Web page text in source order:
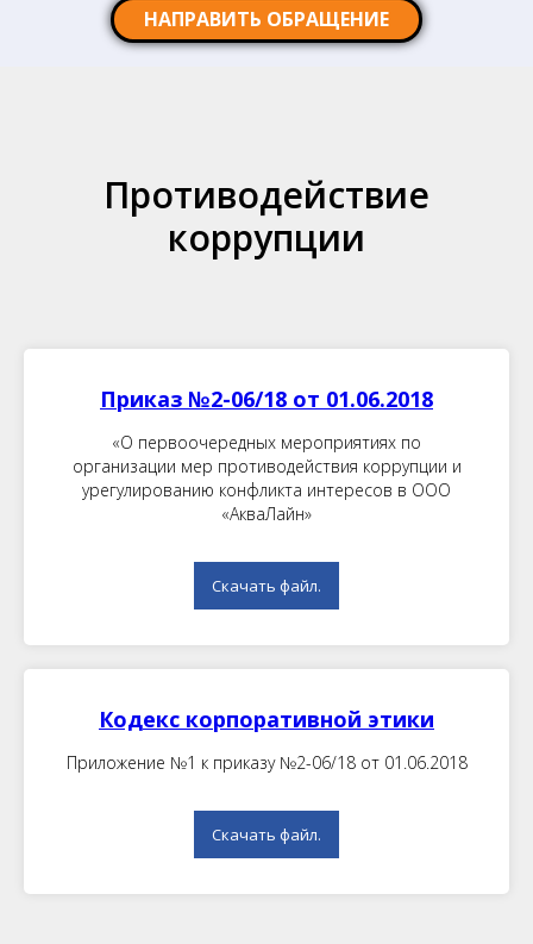
НАПРАВИТЬ ОБРАЩЕНИЕ
Противодействие
коррупции
Приказ №2-06/18 от 01.06.2018
«О первоочередных мероприятиях по
организации мер противодействия коррупции и
урегулированию конфликта интересов в ООО
«АкваЛайн»
Скачать файл.
Кодекс корпоративной этики
Приложение №1 к приказу №2-06/18 от 01.06.2018
Скачать файл.